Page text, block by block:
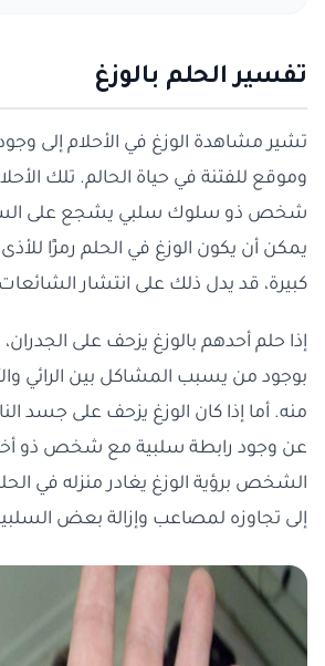
تفسير الحلم بالوزغ
تشير مشاهدة الوزغ في الأحلام إلى
وموقع للفتنة في حياة الحالم. تلك
شخص ذو سلوك سلبي يشجع على
يمكن أن يكون الوزغ في الحلم رمزًا
كبيرة، قد يدل ذلك على انتشار
إذا حلم أحدهم بالوزغ يزحف على
بوجود من يسبب المشاكل بين الرائي
منه. أما إذا كان الوزغ يزحف على جسد
عن وجود رابطة سلبية مع شخص ذو
الشخص برؤية الوزغ يغادر منزله في
إلى تجاوزه لمصاعب وإزالة بعض